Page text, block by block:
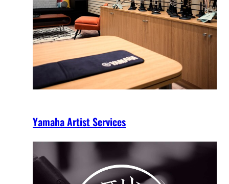
Yamaha Artist Services